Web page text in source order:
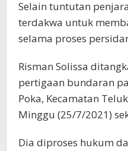
Selain tuntutan
terdakwa untuk
selama proses
Risman Solissa
pertigaan bundaran
Poka, Kecamatan
Minggu (25/7/2021)
Dia diproses hukum